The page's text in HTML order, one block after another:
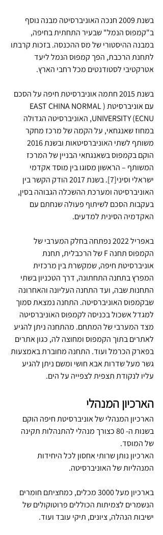
בשנת 2009 חנכה האוניברסיטה מבנה נוסף
ב"קמפוס הנמל" שבעיר התחתית בחיפה,
במבנה ההיסטורי של מס ההכנסה. בזכות קרבתו
לתחנת הרכבת, הפך קמפוס הנמל ליעד
אטרקטיבי לסטודנטים מכל רחבי הארץ.
בשנת 2015 חתמה אוניברסיטת חיפה על הסכם
עם אוניברסיטת (EAST CHINA NORMAL
UNIVERSITY (ECNU, האוניברסיטה הגדולה
במחוז שאנגחאי, על הקמה של מרכז מחקר
הוקם בקמפוס בשאנגחאי הבניין של המרכז
המשותף – הראשון מסוגו בין מוסד אקדמי
ישראלי וסיני[7]. בשנת 2017 הודק הקשר בין
האוניברסיטה ומערכת ההשכלה הגבוהה בסין,
בעקבות הסכם לשיתוף פעולה שנחתם עם
האקדמיה הסינית למדעים.
באפריל 2022 נפתחה בחלק המערבי של
הקמפוס תחנה F של הרכבלית, תחנת
אוניברסיטת חיפה, שמקשרת בין מרכזית
המפרץ בתחנה התחתונה, דרך הטכניון בשתי
התחנות שבה, ועד התחנה העליונה והאחרונה
שבקמפוס האוניברסיטה. התחנה נמצאת סמוך
למגדל אשכול בכניסה לקמפוס האוניברסיטה
מצד המערבי של המתחם. מהתחנה ניתן להגיע
לאתרים בתוך הקמפוס ומחוצה לה, כגון אתרים
בפארק הכרמל ועוד. התחנה מחוברת באמצעות
גשר מעל שדרות אבא חושי ומשם ניתן להגיע
עליו לנקודת תצפית לצפייה על הים.
הארכיון המנהלי
הארכיון המנהלי של אוניברסיטת חיפה הוקם
בשנות ה- 80 כצורך מנהלי להתנהלות תקינה
של המוסד.
הארכיון נותן שרותי אחסון לכל היחידות
המנהליות של האוניברסיטה.
בארכיון מעל 3000 מכלים, כמחציתם חומרים
הנשמרים לצמיתות הכוללים פרוטוקולים של
ישיבות הנהלה, ציונים, תיקי עובד ועוד.